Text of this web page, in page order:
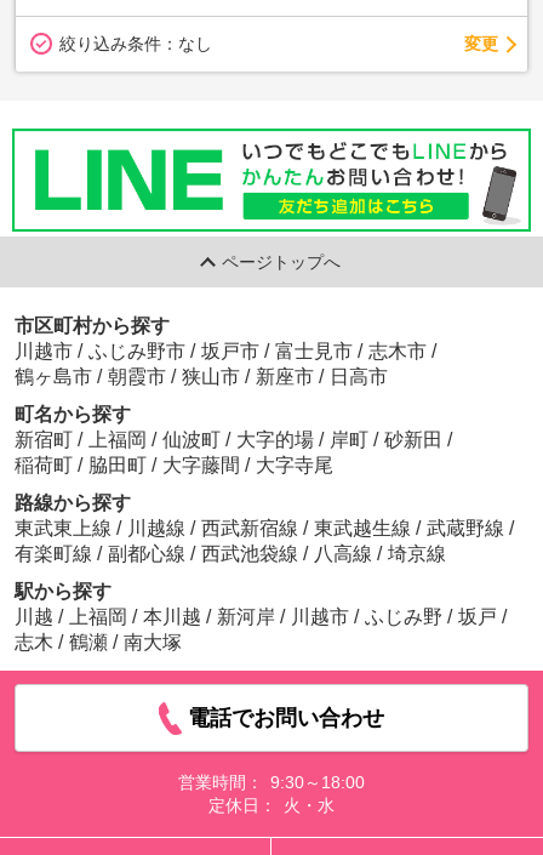
絞り込み条件： なし 変更
ページトップへ
市区町村から探す
川越市 / ふじみ野市 / 坂戸市 / 富士見市 / 志木市 /
鶴ヶ島市 / 朝霞市 / 狭山市 / 新座市 / 日高市
町名から探す
新宿町 / 上福岡 / 仙波町 / 大字的場 / 岸町 / 砂新田 /
稲荷町 / 脇田町 / 大字藤間 / 大字寺尾
路線から探す
東武東上線 / 川越線 / 西武新宿線 / 東武越生線 / 武蔵野線 /
有楽町線 / 副都心線 / 西武池袋線 / 八高線 / 埼京線
駅から探す
川越 / 上福岡 / 本川越 / 新河岸 / 川越市 / ふじみ野 / 坂戸 /
志木 / 鶴瀬 / 南大塚
電話でお問い合わせ
営業時間：
9:30～18:00
定休日：
火・水